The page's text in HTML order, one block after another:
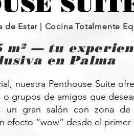
Estar | Cocina Totalmente
m² — tu
en Palma
nuestra Penthouse Suite
grupos de amigos que
un gran salón con zona
efecto “wow” desde el primer